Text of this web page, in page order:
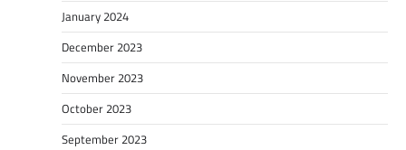
January 2024
December 2023
November 2023
October 2023
September 2023